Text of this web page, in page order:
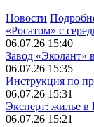
Новости
«Росатом» с
06.07.26 15:40
Завод «Эколант»
06.07.26 15:35
Инструкция по
06.07.26 15:31
Эксперт: жилье в
06.07.26 15:21